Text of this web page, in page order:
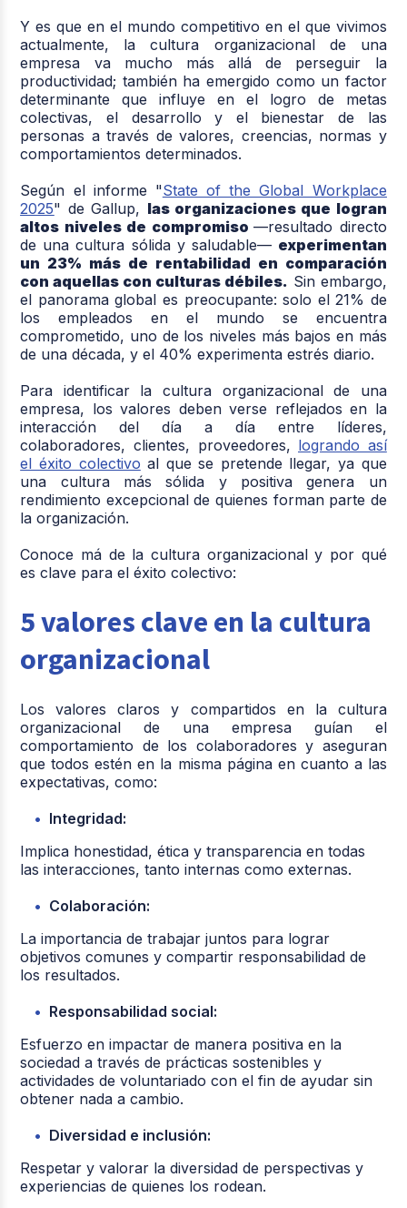
Y es que en el mundo competitivo en el que vivimos
actualmente, la cultura organizacional de una
empresa va mucho más allá de perseguir la
productividad; también ha emergido como un factor
determinante que influye en el logro de metas
colectivas, el desarrollo y el bienestar de las
personas a través de valores, creencias, normas y
comportamientos determinados.
Según el informe "State of the Global Workplace
2025" de Gallup, las organizaciones que logran
altos niveles de compromiso—resultado directo
de una cultura sólida y saludable— experimentan
un 23% más de rentabilidad en comparación
con aquellas con culturas débiles. Sin embargo,
el panorama global es preocupante: solo el 21% de
los empleados en el mundo se encuentra
comprometido, uno de los niveles más bajos en más
de una década, y el 40% experimenta estrés diario.
Para identificar la cultura organizacional de una
empresa, los valores deben verse reflejados en la
interacción del día a día entre líderes,
colaboradores, clientes, proveedores, logrando así
el éxito colectivo al que se pretende llegar, ya que
una cultura más sólida y positiva genera un
rendimiento excepcional de quienes forman parte de
la organización.
Conoce má de la cultura organizacional y por qué
es clave para el éxito colectivo:
5 valores clave en la cultura
organizacional
Los valores claros y compartidos en la cultura
organizacional de una empresa guían el
comportamiento de los colaboradores y aseguran
que todos estén en la misma página en cuanto a las
expectativas, como:
Integridad:
Implica honestidad, ética y transparencia en todas
las interacciones, tanto internas como externas.
Colaboración:
La importancia de trabajar juntos para lograr
objetivos comunes y compartir responsabilidad de
los resultados.
Responsabilidad social:
Esfuerzo en impactar de manera positiva en la
sociedad a través de prácticas sostenibles y
actividades de voluntariado con el fin de ayudar sin
obtener nada a cambio.
Diversidad e inclusión:
Respetar y valorar la diversidad de perspectivas y
experiencias de quienes los rodean.